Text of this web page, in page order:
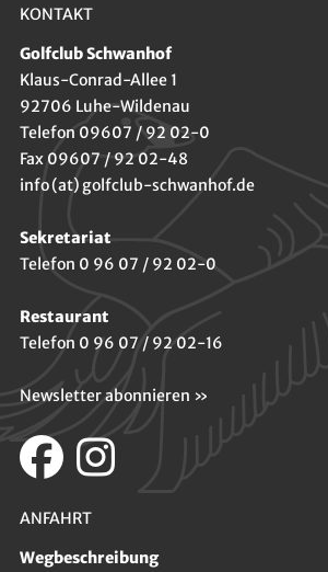
KONTAKT
Golfclub Schwanhof
Klaus-Conrad-Allee 1
92706 Luhe-Wildenau
Telefon 09607 / 92 02-0
Fax 09607 / 92 02-48
info (at) golfclub-schwanhof.de
Sekretariat
Telefon 0 96 07 / 92 02-0
Restaurant
Telefon 0 96 07 / 92 02-16
Newsletter abonnieren »
ANFAHRT
Wegbeschreibung